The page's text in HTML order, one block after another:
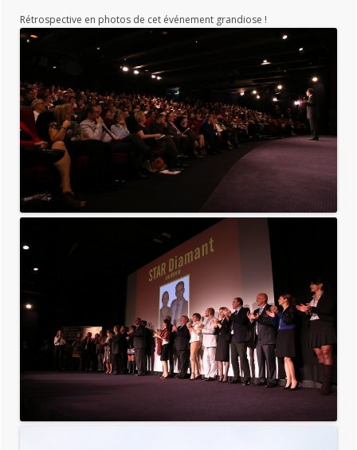
Rétrospective en photos de cet événement grandiose !